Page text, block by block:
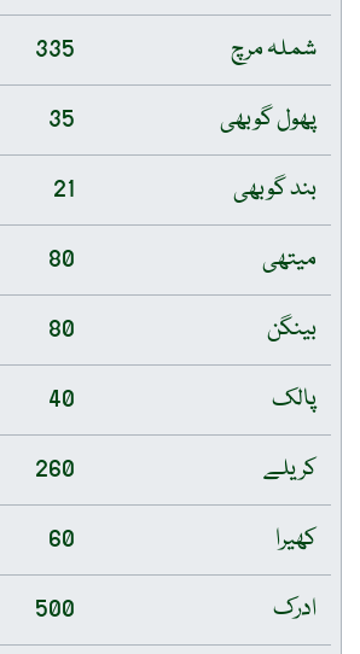
شملہ مرچ
335
پھول گوبھی
35
بند گوبھی
21
میتھی
80
بینگن
80
پالک
40
کریلے
260
کھیرا
60
ادرک
500